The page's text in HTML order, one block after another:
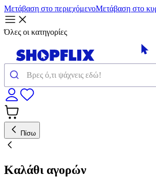
Μετάβαση στο περιεχόμενοΜετάβαση στο
Όλες οι κατηγορίες
Πίσω
Καλάθι αγορών